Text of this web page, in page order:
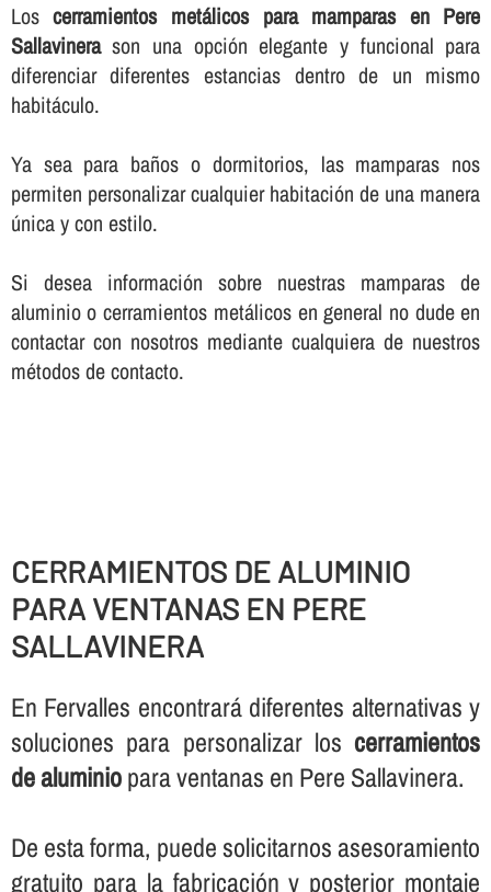
Loscerramientos metálicos para mamparas en Pere
Sallavinerason una opción elegante y funcional para
diferenciar diferentes estancias dentro de un mismo
habitáculo.
Ya sea para baños o dormitorios, las mamparas nos
permiten personalizar cualquier habitación de una manera
única y con estilo.
Si desea información sobre nuestras mamparas de
aluminio o cerramientos metálicos en general no dude en
contactar con nosotros mediante cualquiera de nuestros
métodos de contacto.
CERRAMIENTOS DE ALUMINIO
PARA VENTANAS EN PERE
SALLAVINERA
En Fervalles encontrará diferentes alternativas y
soluciones para personalizar loscerramientos
de aluminiopara ventanas en Pere Sallavinera.
De esta forma, puede solicitarnos asesoramiento
gratuito para la fabricación y posterior montaje